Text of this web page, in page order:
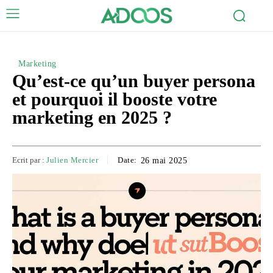
Marketing
Qu’est-ce qu’un buyer persona
et pourquoi il booste votre
marketing en 2025 ?
Ecrit par : Julien Mercier Date: 26 mai 2025